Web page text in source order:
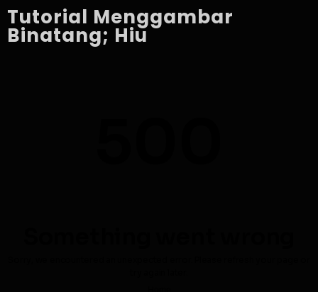
Tutorial Menggambar
Binatang; Hiu